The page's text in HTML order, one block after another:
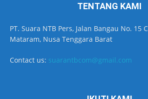
TENTANG KAMI
PT. Suara NTB Pers, Jalan Bangau No. 15
Mataram, Nusa Tenggara Barat
Contact us: suarantbcom@gmail.com